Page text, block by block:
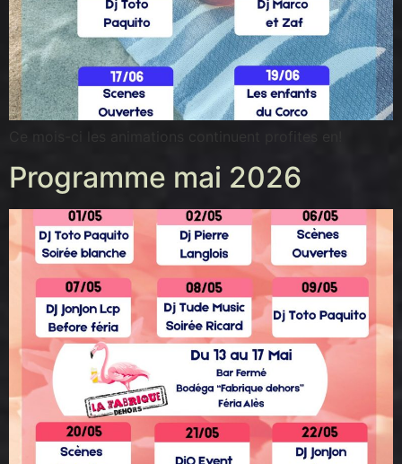
Ce mois-ci les animations continuent profites en!
Programme mai 2026